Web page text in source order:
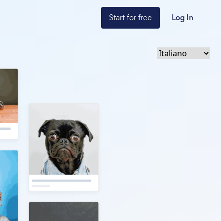
Start for free Log In